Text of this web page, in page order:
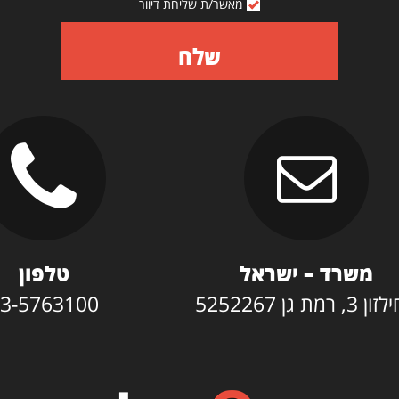
מאשר/ת שליחת דיוור
שלח
משרד – ישראל
גן 5252267
טלפון
5763100